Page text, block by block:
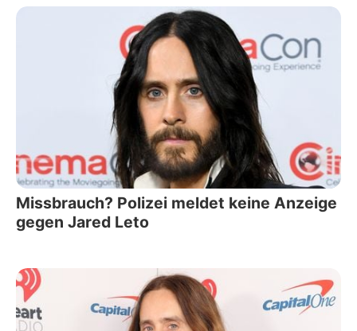
Missbrauch? Polizei meldet keine Anzeige
gegen Jared Leto